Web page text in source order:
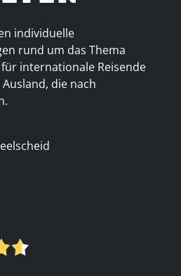
individuelle
rund um das Thema
internationale Reisende
die nach